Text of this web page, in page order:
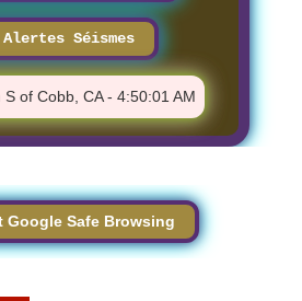
Alertes Séismes
Cobb, CA - 4:50:01 AM
Google Safe Browsing